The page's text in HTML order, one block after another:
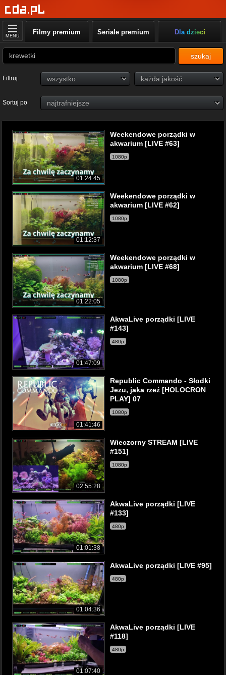
MENU Filmy premium Seriale premium Dla dzieci
szukaj
Filtruj
Sortuj po
01:24:45
Weekendowe porządki w
akwarium [LIVE #63]
1080p
01:12:37
Weekendowe porządki w
akwarium [LIVE #62]
1080p
01:22:05
Weekendowe porządki w
akwarium [LIVE #68]
1080p
01:47:09
AkwaLive porządki [LIVE
#143]
480p
01:41:46
Republic Commando - Słodki
Jezu, jaka rzeź [HOLOCRON
PLAY] 07
1080p
02:55:28
Wieczorny STREAM [LIVE
#151]
1080p
01:01:38
AkwaLive porządki [LIVE
#133]
480p
01:04:36
AkwaLive porządki [LIVE #95]
480p
01:07:40
AkwaLive porządki [LIVE
#118]
480p